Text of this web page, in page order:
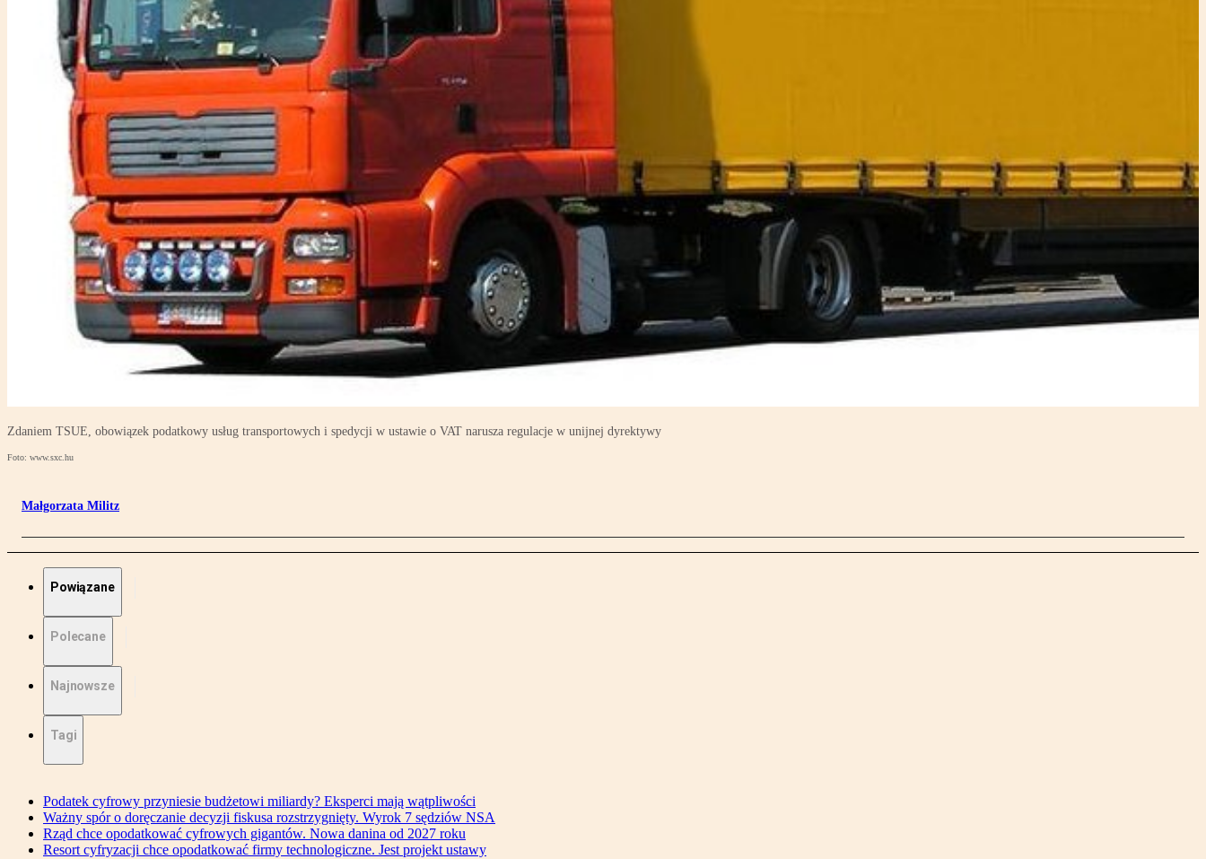
Zdaniem TSUE, obowiązek podatkowy usług transportowych i spedycji w ustawie o VAT narusza regulacje w unijnej dyrektywy
Foto: www.sxc.hu
Małgorzata Militz
Powiązane
Polecane
Najnowsze
Tagi
Podatek cyfrowy przyniesie budżetowi miliardy? Eksperci mają wątpliwości
Ważny spór o doręczanie decyzji fiskusa rozstrzygnięty. Wyrok 7 sędziów NSA
Rząd chce opodatkować cyfrowych gigantów. Nowa danina od 2027 roku
Resort cyfryzacji chce opodatkować firmy technologiczne. Jest projekt ustawy